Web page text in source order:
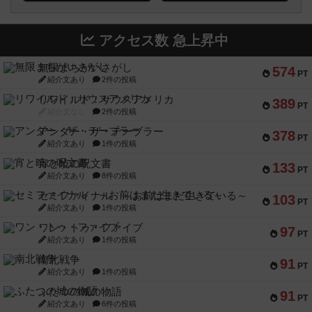
アクセス数 急上昇中
574 PT
無限まちがいさがし
紹介文あり 2件の投稿
389 PT
リワイルド：サウスアメリカ
2件の投稿
378 PT
アンダー・ザ・テーブラー
紹介文あり 1件の投稿
133 PT
宵と暁の呪文書
紹介文あり 8件の投稿
103 PT
セミファイナル ～お前はまだ生きている～
紹介文あり 1件の投稿
97 PT
ワン・トゥ・ファイブ
紹介文あり 1件の投稿
91 PT
南北戦争
紹介文あり 1件の投稿
91 PT
ふたつの城の物語
紹介文あり 6件の投稿